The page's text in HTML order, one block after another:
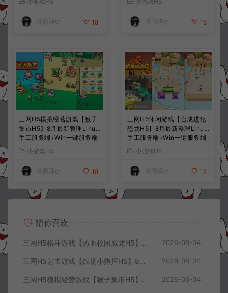
+详细搭建教程
冷雨泽ღ 18
+详细搭建教程
冷雨泽ღ 18
三网H5模拟经营游戏【猴子
集市H5】8月最新整理Linux
手工服务端+Win一键服务端
+解压即玩+简易安卓客户端
+详细搭建教程
小游戏H5
冷雨泽ღ 18
三网H5休闲游戏【合成进化
恐龙H5】8月最新整理Linux
手工服务端+Win一键服务端
+解压即玩+简易安卓客户端
+详细搭建教程
小游戏H5
冷雨泽ღ 18
猜你喜欢
三网H5格斗游戏【热血校园威龙H5】8月最新整理Linux手工服务端+Win一键服务端+解压即玩+简易安卓客户端+详细搭建教程 2026-08-04
三网H5射击游戏【战场小指挥H5】8月最新整理Linux手工服务端+Win一键服务端+解压即玩+简易安卓客户端+详细搭建教程 2026-08-04
三网H5模拟经营游戏【猴子集市H5】8月最新整理Linux手工服务端+Win一键服务端+解压即玩+简易安卓客户端+详细搭建教程 2026-08-04